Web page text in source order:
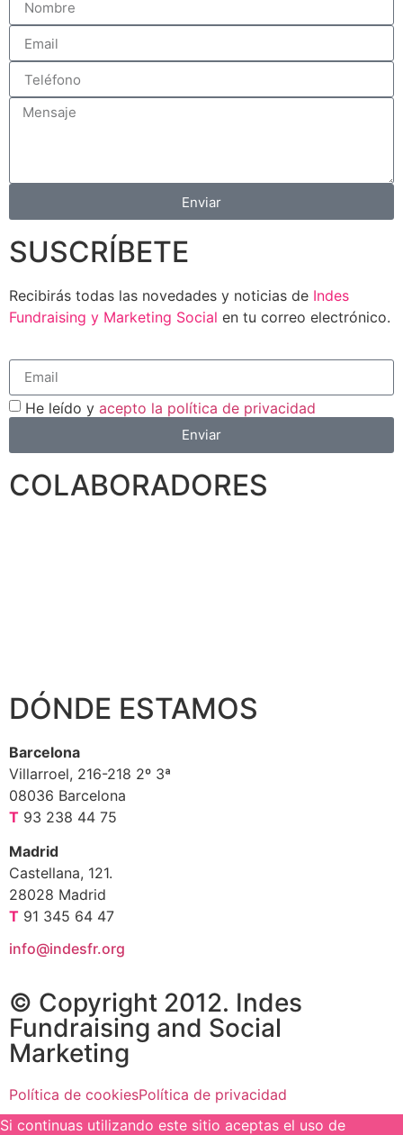
Enviar
SUSCRÍBETE
Recibirás todas las novedades y noticias de Indes
Fundraising y Marketing Social en tu correo electrónico.
He leído y acepto la política de privacidad
Enviar
COLABORADORES
DÓNDE ESTAMOS
Barcelona
Villarroel, 216-218 2º 3ª
08036 Barcelona
T 93 238 44 75
Madrid
Castellana, 121.
28028 Madrid
T 91 345 64 47
info@indesfr.org
© Copyright 2012. Indes
Fundraising and Social
Marketing
Política de cookiesPolítica de privacidad
Si continuas utilizando este sitio aceptas el uso de